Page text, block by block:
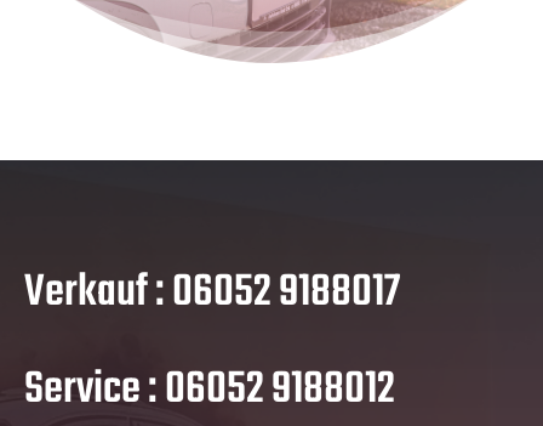
Verkauf : 06052 9188017
Service : 06052 9188012